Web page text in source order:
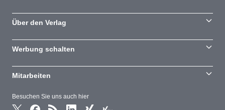
Besuchen Sie uns auch hier
Über den Verlag
Werbung schalten
Mitarbeiten